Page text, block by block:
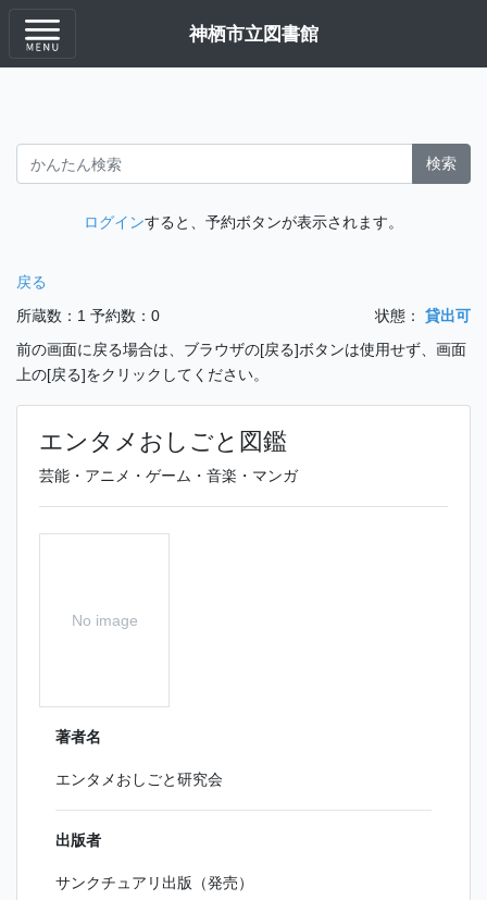
神栖市立図書館
検索
ログインすると、予約ボタンが表示されます。
戻る
所蔵数：1 予約数：0 状態：
貸出可
前の画面に戻る場合は、ブラウザの[戻る]ボタンは使用せず、画面
上の[戻る]をクリックしてください。
エンタメおしごと図鑑
芸能・アニメ・ゲーム・音楽・マンガ
No image
著者名
エンタメおしごと研究会
出版者
サンクチュアリ出版（発売）